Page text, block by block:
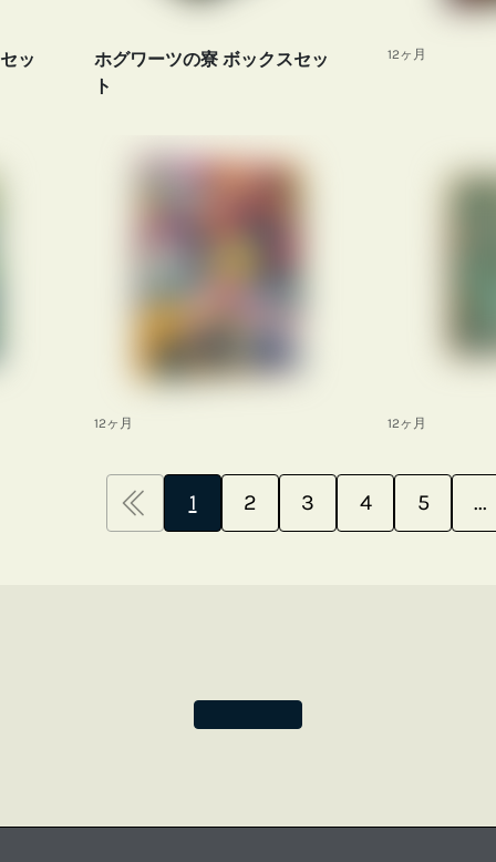
ッ
ホグワーツの寮 ボックスセッ
ト
12ヶ月
12ヶ月 12ヶ月
1 2 3 4 5 ...